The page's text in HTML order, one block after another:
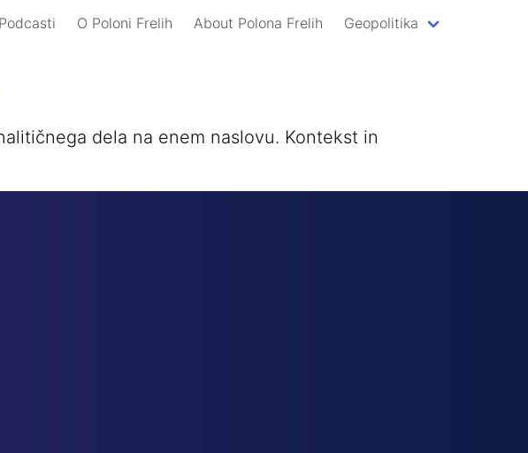
Podcasti O Poloni Frelih About Polona Frelih Geopolitika
dela na enem naslovu. Kontekst in